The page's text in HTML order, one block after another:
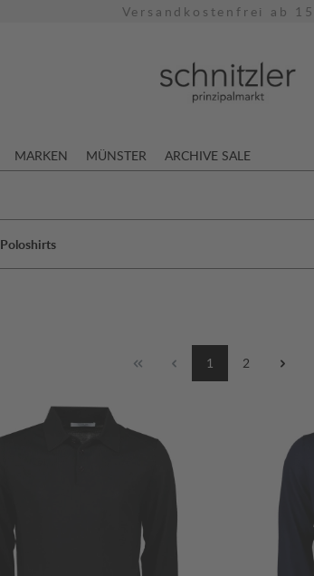
Versandkostenfrei ab
MARKEN MÜNSTER ARCHIVE SALE
Poloshirts
1 2